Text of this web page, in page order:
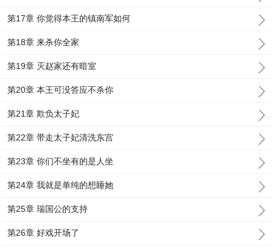
第17章 你觉得本王的镇南军如何
第18章 来杀你全家
第19章 灭赵家还有暗室
第20章 本王可没答应不杀你
第21章 欺负太子妃
第22章 带走太子妃清洗东宫
第23章 你们不坐有的是人坐
第24章 我就是单纯的想睡她
第25章 瑞国公的支持
第26章 好戏开场了